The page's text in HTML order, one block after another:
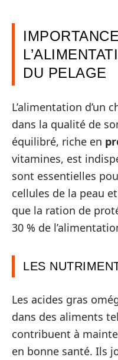
DU PELAGE
L’alimentation d’un
dans la qualité de
équilibré, riche en
vitamines, est
sont essentielles
cellules de la peau
que la ration de
30 % de
LES
Les acides gras
dans des aliments
contribuent à
en bonne santé. Ils